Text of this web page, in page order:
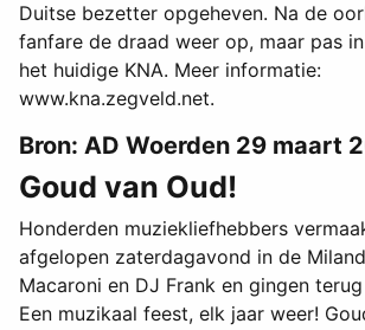
Duitse bezetter opgeheven. Na de
fanfare de draad weer op, maar pas
het huidige KNA. Meer informatie:
www.kna.zegveld.net.
Bron: AD Woerden 29 maart
Goud van Oud!
Honderden muziekliefhebbers
afgelopen zaterdagavond in de
Macaroni en DJ Frank en gingen
Een muzikaal feest, elk jaar weer!